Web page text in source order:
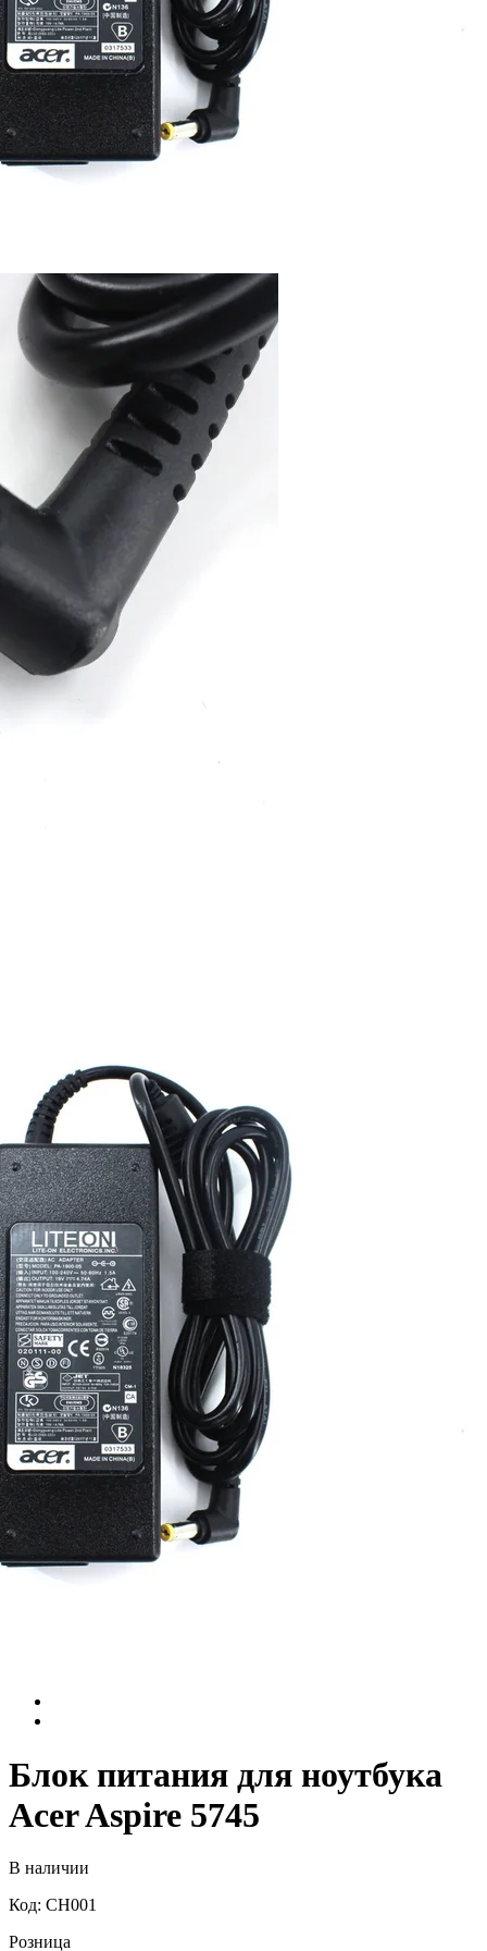
Блок питания для ноутбука
Acer Aspire 5745
В наличии
Код: CH001
Розница